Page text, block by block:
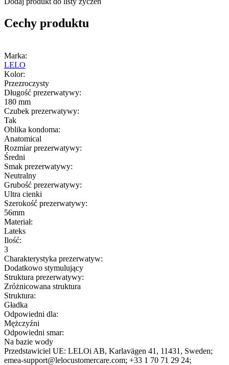
Cechy produktu
Marka:
LELO
Kolor:
Przezroczysty
Długość prezerwatywy:
180 mm
Czubek prezerwatywy:
Tak
Oblika kondoma:
Anatomical
Rozmiar prezerwatywy:
Średni
Smak prezerwatywy:
Neutralny
Grubość prezerwatywy:
Ultra cienki
Szerokość prezerwatywy:
56mm
Materiał:
Lateks
Ilość:
3
Charakterystyka prezerwatyw:
Dodatkowo stymulujący
Struktura prezerwatywy:
Zróżnicowana struktura
Struktura:
Gładka
Odpowiedni dla:
Mężczyźni
Odpowiedni smar:
Na bazie wody
Przedstawiciel UE: LELOi AB, Karlavägen 41 , 11431 , Sweden;
emea-support@lelocustomercare.com; +33 1 70 71 29 24;